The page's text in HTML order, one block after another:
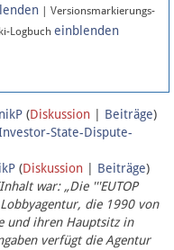
| Versionsmarkierungs-
Logbuch einblenden
(Diskussion Beiträge)
State-Dispute-
(Diskussion Beiträge)
war: „Die '''EUTOP
die 1990 von
und ihren Hauptsitz in
verfügt die Agentur